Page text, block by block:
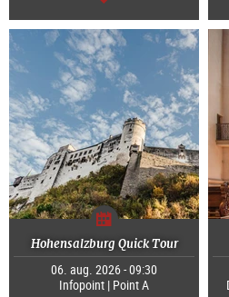
Tovább
Hohensalzburg Quick Tour
06. aug. 2026 - 09:30
Infopoint | Point A